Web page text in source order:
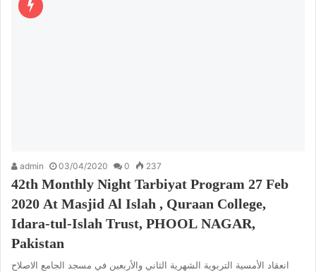
admin 03/04/2020 0 237
42th Monthly Night Tarbiyat Program 27 Feb
2020 At Masjid Al Islah , Quraan College,
Idara-tul-Islah Trust, PHOOL NAGAR,
Pakistan
انعقاد الأمسية التربوية الشهرية الثاني والأربعين في مسجد الجامع الاصلاح